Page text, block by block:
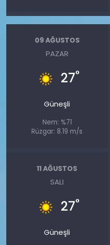
09 AĞUSTOS
PAZAR
27°
Güneşli
Nem: %71
Rüzgar: 8.19 m/s
11 AĞUSTOS
SALI
27°
Güneşli